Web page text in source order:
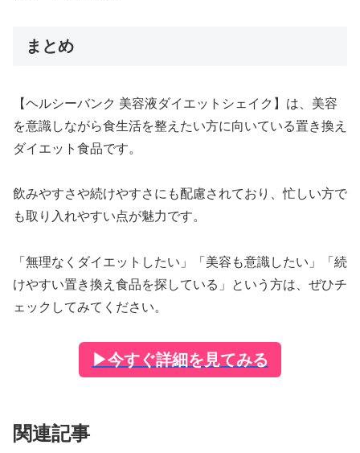
まとめ
【ヘルシーバンク 美容液ダイエットシェイク】は、美容
を意識しながら食生活を整えたい方に向いている置き換え
ダイエット食品です。
飲みやすさや続けやすさにも配慮されており、忙しい方で
も取り入れやすい点が魅力です。
「無理なくダイエットしたい」「美容も意識したい」「続
けやすい置き換え食品を探している」という方は、ぜひチ
ェックしてみてください。
▶今すぐ詳細を見てみる
関連記事